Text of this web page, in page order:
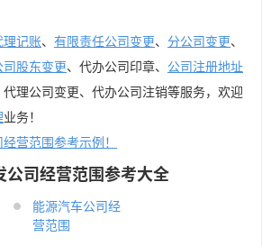
理记账、 有限责任公司变更、 分公司变更、
司股东变更、代办公司印章、 公司注册地址
理公司变更、代办公司注销等服务，欢迎
业务！
营范围参考示例！
公司经营范围参考大全
能源汽车公司经
营范围